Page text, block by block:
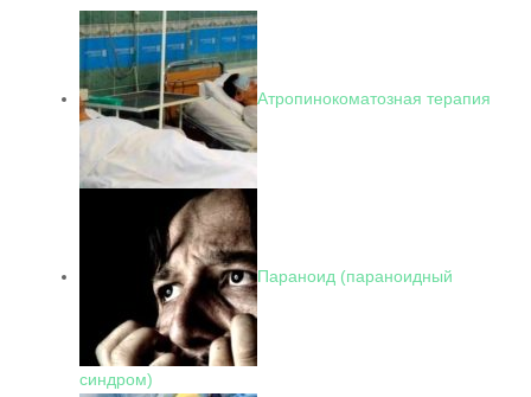
Атропинокоматозная терапия
Параноид (параноидный
синдром)